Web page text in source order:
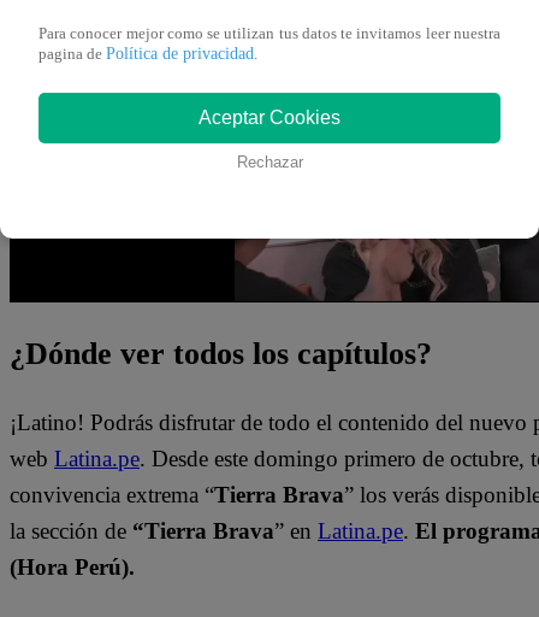
¿Dónde ver todos los capítulos?
¡Latino! Podrás disfrutar de todo el contenido del nuevo
web Latina.pe. Desde este domingo primero de
convivencia extrema “Tierra Brava” los verás
la sección de “Tierra Brava” en Latina.pe. El
(Hora Perú).
Para conocer mejor como se utilizan tus datos te invitamos leer nuestra
pagina de Política de privacidad.
Aceptar Cookies
Rechazar